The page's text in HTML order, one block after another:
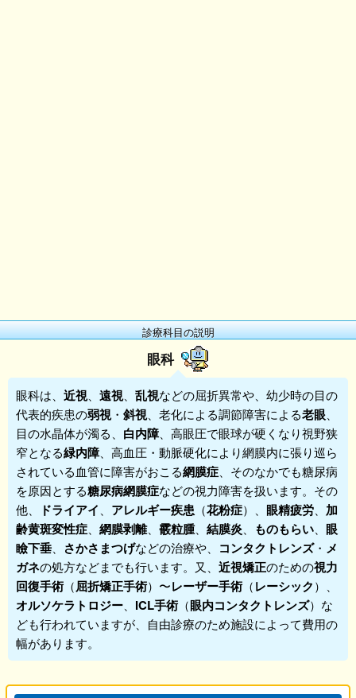
診療科目の説明
眼科
眼科は、 近視 遠視 乱視などの屈折異常や、幼少時の目の
代表的疾患の弱視 ・ 斜視 、老化による調節障害による老眼
目の水晶体が濁る、 白内障、高眼圧で眼球が硬くなり視野狭
窄となる緑内障、高血圧・動脈硬化により網膜内に張り巡ら
されている血管に障害がおこる網膜症 、そのなかでも糖尿病
を原因とする糖尿病網膜症などの視力障害を扱います。その
他、
ドライアイ アレルギー疾患 （花粉症）、 眼精疲労
加
齢黄斑変性症
網膜剥離、 霰粒腫、 結膜炎 ものもらい
眼
瞼下垂
さかさまつげなどの治療や、 コンタクトレンズ・ メ
ガネの処方などまでも行います。又、 近視矯正のための視力
回復手術（屈折矯正手術）〜レーザー手術（レーシック）、
オルソケラトロジー ICL手術（眼内コンタクトレンズ）な
ども行われていますが、自由診療のため施設によって費用の
幅があります。